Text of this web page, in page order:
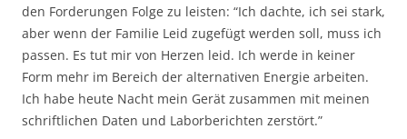
den Forderungen Folge zu leisten: “Ich dachte, ich sei stark,
aber wenn der Familie Leid zugefügt werden soll, muss ich
passen. Es tut mir von Herzen leid. Ich werde in keiner
Form mehr im Bereich der alternativen Energie arbeiten.
Ich habe heute Nacht mein Gerät zusammen mit meinen
schriftlichen Daten und Laborberichten zerstört.”